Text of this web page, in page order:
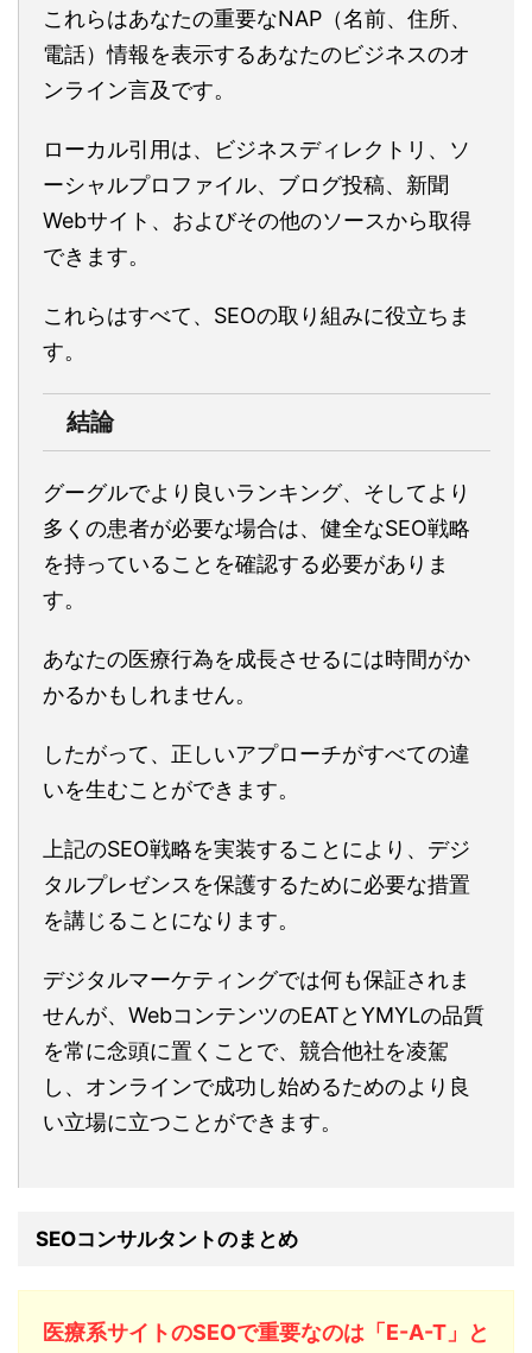
これらはあなたの重要なNAP（名前、住所、
電話）情報を表示するあなたのビジネスのオ
ンライン言及です。
ローカル引用は、ビジネスディレクトリ、ソ
ーシャルプロファイル、ブログ投稿、新聞
Webサイト、およびその他のソースから取得
できます。
これらはすべて、SEOの取り組みに役立ちま
す。
結論
グーグルでより良いランキング、そしてより
多くの患者が必要な場合は、健全なSEO戦略
を持っていることを確認する必要がありま
す。
あなたの医療行為を成長させるには時間がか
かるかもしれません。
したがって、正しいアプローチがすべての違
いを生むことができます。
上記のSEO戦略を実装することにより、デジ
タルプレゼンスを保護するために必要な措置
を講じることになります。
デジタルマーケティングでは何も保証されま
せんが、WebコンテンツのEATとYMYLの品質
を常に念頭に置くことで、競合他社を凌駕
し、オンラインで成功し始めるためのより良
い立場に立つことができます。
SEOコンサルタントのまとめ
医療系サイトのSEOで重要なのは「E-A-T」と